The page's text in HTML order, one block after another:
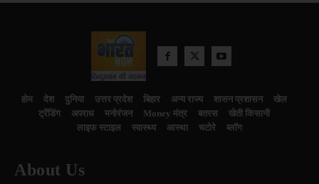
होम देश दुनिया उत्तर प्रदेश बिहार अन्य राज्य शासन प्रशासन
खेल
ट्रेंडिंग
अपराध मनोरंजन Money मंत्र बतरस
खेती किसानी
लाइफ स्टाइल
स्वास्थ्य आस्था चटोरे ब्लॉग
About Us